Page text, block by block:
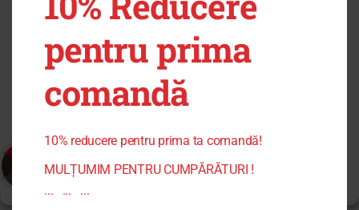
poate avea afecte negative asupra unor anumite funcționalități și
Administrează serviciile
Acceptă
Stickere Autoadezive
0,45lei
Adauga In Cos
pentru prima
comandă
10% reducere pentru prima ta comandă!
MULȚUMIM PENTRU CUMPĂRĂTURI !
... ... ...